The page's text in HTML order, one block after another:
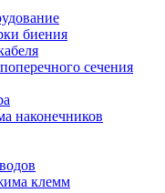
биения
сечения
наконечников
клемм